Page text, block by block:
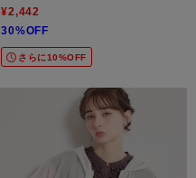
¥2,442
30%OFF
さらに10%OFF